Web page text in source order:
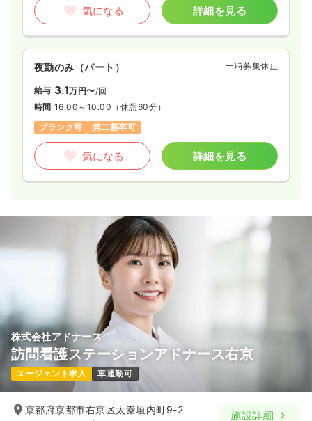
気になる 詳細を見る
夜勤のみ（パート） 一時募集休止
給与 3.1万円〜/回
時間 16:00～10:00 （休憩60分）
ブランク可
第二新卒可
気になる 詳細を見る
株式会社アドナース
訪問看護ステーションアドナース右京
エージェント求人 車通勤可
京都府京都市右京区太秦垣内町9-2 施設詳細